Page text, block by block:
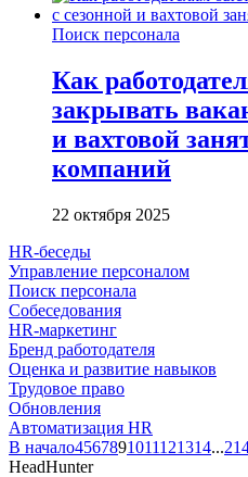
Поиск персонала
Как
закрывать
и вахтовой
компаний
22 октября 2025
HR-беседы
Управление персоналом
Поиск персонала
Собеседования
HR-маркетинг
Бренд работодателя
Оценка и развитие навыков
Трудовое право
Обновления
Автоматизация HR
В начало4567891011121314...
HeadHunter